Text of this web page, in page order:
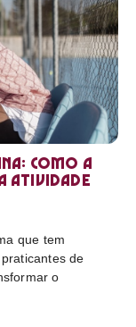
como a
atividade
que tem
de
o